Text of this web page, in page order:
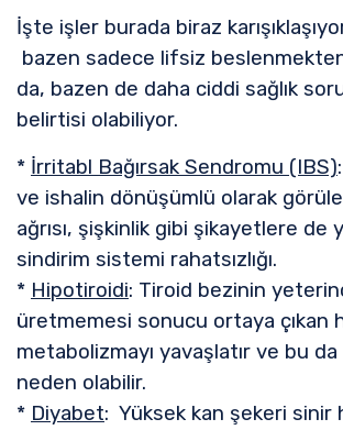
İşte işler burada biraz
bazen sadece lifsiz
da, bazen de daha ciddi sağlık
belirtisi olabiliyor.
* İrritabl Bağırsak Sendromu (IBS)
ve ishalin dönüşümlü olarak
ağrısı, şişkinlik gibi şikayetlere de
sindirim sistemi rahatsızlığı.
* Hipotiroidi: Tiroid bezinin
üretmemesi sonucu ortaya çıkan
metabolizmayı yavaşlatır ve bu da
neden olabilir.
* Diyabet: Yüksek kan şekeri sinir